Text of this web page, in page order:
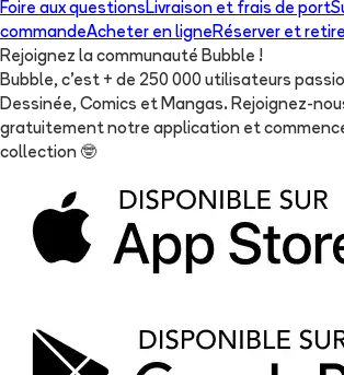
Foire aux questionsLivraison et frais de port
commandeAcheter en ligneRéserver et
Rejoignez la communauté Bubble !
Bubble, c'est + de 250 000 utilisateurs
Dessinée, Comics et Mangas. Rejoignez-
gratuitement notre application et
collection 🤓